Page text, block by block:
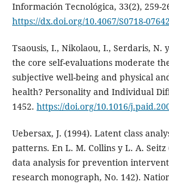
Información Tecnológica, 33(2), 259-
https://dx.doi.org/10.4067/S0718-
Tsaousis, I., Nikolaou, I., Serdaris, N.
the core self-evaluations moderate
subjective well-being and physical
health? Personality and Individual
1452. https://doi.org/10.1016/
Uebersax, J. (1994). Latent class
patterns. En L. M. Collins y L. A. Seitz
data analysis for prevention
research monograph, No. 142).